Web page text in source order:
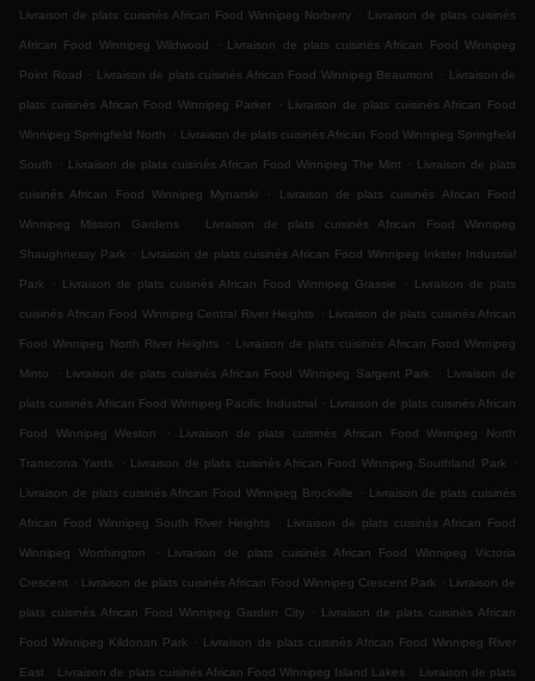
Livraison de plats cuisinés African Food Winnipeg Norberry . Livraison de plats cuisinés
African Food Winnipeg Wildwood . Livraison de plats cuisinés African Food Winnipeg
Point Road . Livraison de plats cuisinés African Food Winnipeg Beaumont . Livraison de
plats cuisinés African Food Winnipeg Parker . Livraison de plats cuisinés African Food
Winnipeg Springfield North . Livraison de plats cuisinés African Food Winnipeg Springfield
South . Livraison de plats cuisinés African Food Winnipeg The Mint . Livraison de plats
cuisinés African Food Winnipeg Mynarski . Livraison de plats cuisinés African Food
Winnipeg Mission Gardens . Livraison de plats cuisinés African Food Winnipeg
Shaughnessy Park . Livraison de plats cuisinés African Food Winnipeg Inkster Industrial
Park . Livraison de plats cuisinés African Food Winnipeg Grassie . Livraison de plats
cuisinés African Food Winnipeg Central River Heights . Livraison de plats cuisinés African
Food Winnipeg North River Heights . Livraison de plats cuisinés African Food Winnipeg
Minto . Livraison de plats cuisinés African Food Winnipeg Sargent Park . Livraison de
plats cuisinés African Food Winnipeg Pacific Industrial . Livraison de plats cuisinés African
Food Winnipeg Weston . Livraison de plats cuisinés African Food Winnipeg North
Transcona Yards . Livraison de plats cuisinés African Food Winnipeg Southland Park .
Livraison de plats cuisinés African Food Winnipeg Brockville . Livraison de plats cuisinés
African Food Winnipeg South River Heights . Livraison de plats cuisinés African Food
Winnipeg Worthington . Livraison de plats cuisinés African Food Winnipeg Victoria
Crescent . Livraison de plats cuisinés African Food Winnipeg Crescent Park . Livraison de
plats cuisinés African Food Winnipeg Garden City . Livraison de plats cuisinés African
Food Winnipeg Kildonan Park . Livraison de plats cuisinés African Food Winnipeg River
East . Livraison de plats cuisinés African Food Winnipeg Island Lakes . Livraison de plats